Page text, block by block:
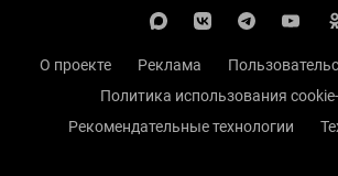
О проекте Реклама
Политика использования
Рекомендательные технологии